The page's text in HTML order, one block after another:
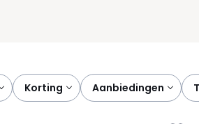
korting aanbiedingen